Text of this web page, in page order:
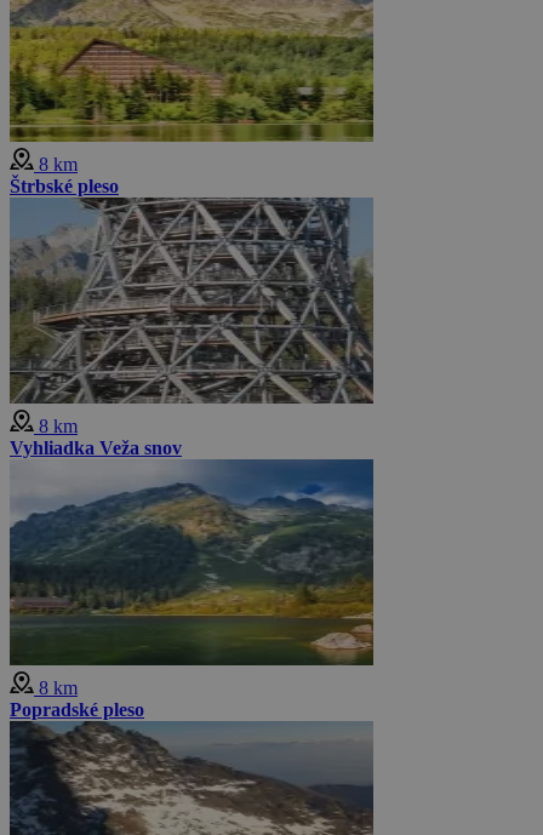
8 km
Štrbské pleso
8 km
Vyhliadka Veža snov
8 km
Popradské pleso